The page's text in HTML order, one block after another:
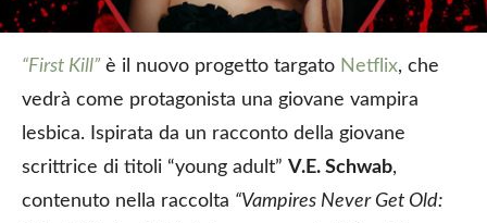
“First Kill” è il nuovo progetto targato Netflix, che
vedrà come protagonista una giovane vampira
lesbica. Ispirata da un racconto della giovane
scrittrice di titoli “young adult” V.E. Schwab,
contenuto nella raccolta “Vampires Never Get Old: